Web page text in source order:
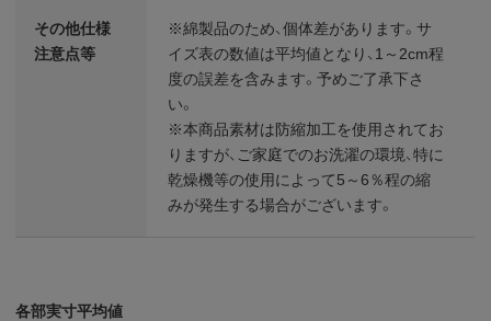
その他仕様
注意点等
※綿製品のため、個体差があります。サ
イズ表の数値は平均値となり、1～2cm程
度の誤差を含みます。予めご了承下さ
い。
※本商品素材は防縮加工を使用されてお
りますが、ご家庭でのお洗濯の環境、特に
乾燥機等の使用によって5～6％程の縮
みが発生する場合がございます。
各部実寸平均値